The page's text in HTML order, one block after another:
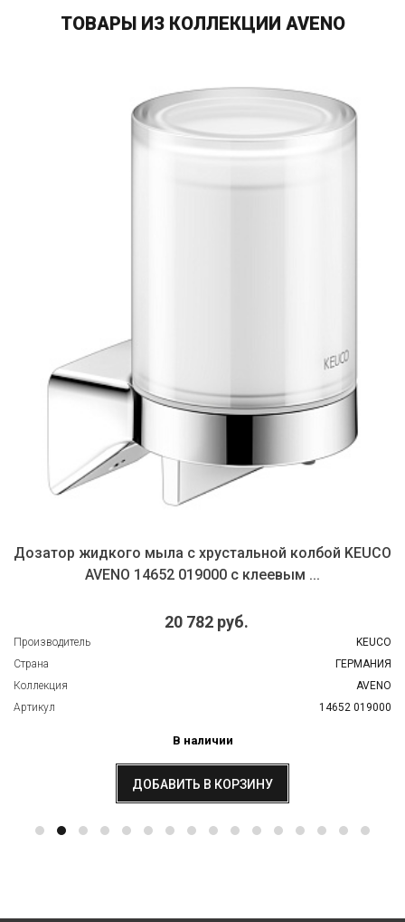
ТОВАРЫ ИЗ КОЛЛЕКЦИИ AVENO
Дозатор жидкого мыла с хрустальной колбой KEUCO
AVENO 14652 019000 с клеевым ...
20 782 руб.
Производитель
KEUCO
Страна
ГЕРМАНИЯ
Коллекция
AVENO
Артикул
14652 019000
В наличии
ДОБАВИТЬ В КОРЗИНУ